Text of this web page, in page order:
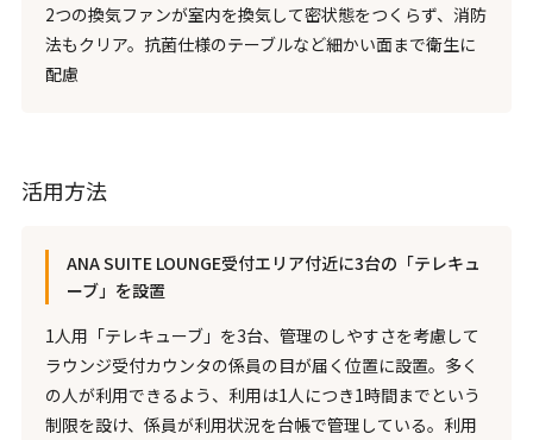
2つの換気ファンが室内を換気して密状態をつくらず、消防
法もクリア。抗菌仕様のテーブルなど細かい面まで衛生に
配慮
活用方法
ANA SUITE LOUNGE受付エリア付近に3台の「テレキュ
ーブ」を設置
1人用「テレキューブ」を3台、管理のしやすさを考慮して
ラウンジ受付カウンタの係員の目が届く位置に設置。多く
の人が利用できるよう、利用は1人につき1時間までという
制限を設け、係員が利用状況を台帳で管理している。利用